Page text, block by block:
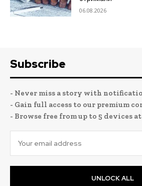
06.08.2026
Subscribe
- Never miss a story with
- Gain full access to our premium
- Browse free from up to 5 devices
UNLOCK ALL